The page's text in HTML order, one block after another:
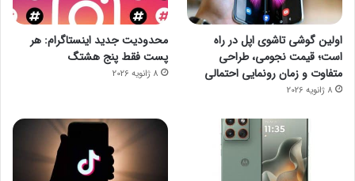
اولین گوشی تاشوی اپل در راه
است؛ قیمت نجومی، طراحی
متفاوت و زمان رونمایی احتمالی
8 ژانویه 2026
محدودیت جدید اینستاگرام: هر
پست فقط پنج هشتگ
8 ژانویه 2026